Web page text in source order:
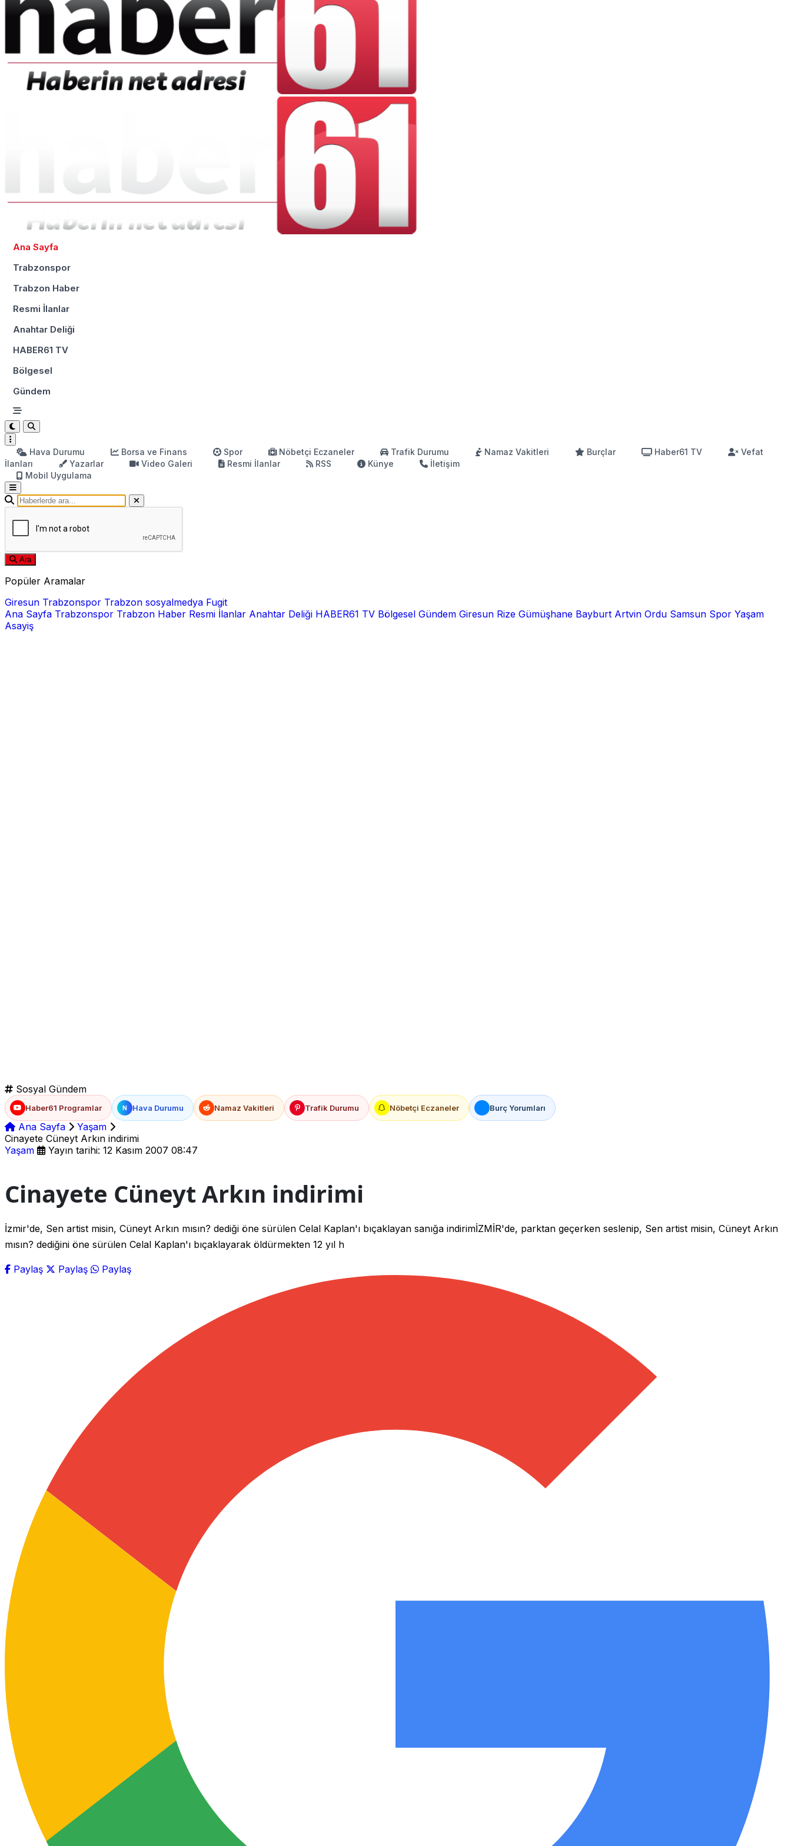
Ana Sayfa
Trabzonspor
Trabzon Haber
Resmi İlanlar
Anahtar Deliği
HABER61 TV
Bölgesel
Gündem
Hava Durumu Borsa ve Finans Spor Nöbetçi Eczaneler Trafik Durumu Namaz Vakitleri Burçlar Haber61 TV
Vefat
İlanları
Yazarlar Video Galeri Resmi İlanlar RSS Künye
İletişim
Mobil Uygulama
Ara
Popüler Aramalar
Giresun Trabzonspor Trabzon sosyalmedya Fugit
Ana Sayfa Trabzonspor Trabzon Haber Resmi İlanlar Anahtar Deliği HABER61 TV Bölgesel Gündem Giresun Rize Gümüşhane Bayburt Artvin Ordu Samsun Spor Yaşam
Asayiş
Sosyal Gündem
Haber61 Programlar N Hava Durumu Namaz Vakitleri Trafik Durumu Nöbetçi Eczaneler Burç Yorumları
Ana Sayfa
Yaşam
Cinayete Cüneyt Arkın indirimi
Yaşam
Yayın tarihi: 12 Kasım 2007 08:47
Cinayete Cüneyt Arkın indirimi
İzmir'de, Sen artist misin, Cüneyt Arkın mısın? dediği öne sürülen Celal Kaplan'ı bıçaklayan sanığa indirimİZMİR'de, parktan geçerken seslenip, Sen artist misin, Cüneyt Arkın
mısın? dediğini öne sürülen Celal Kaplan'ı bıçaklayarak öldürmekten 12 yıl h
Paylaş Paylaş Paylaş